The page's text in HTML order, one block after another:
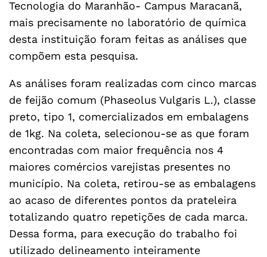
Tecnologia do Maranhão- Campus Maracanã,
mais precisamente no laboratório de química
desta instituição foram feitas as análises que
compõem esta pesquisa.
As análises foram realizadas com cinco marcas
de feijão comum (Phaseolus Vulgaris L.), classe
preto, tipo 1, comercializados em embalagens
de 1kg. Na coleta, selecionou-se as que foram
encontradas com maior frequência nos 4
maiores comércios varejistas presentes no
município. Na coleta, retirou-se as embalagens
ao acaso de diferentes pontos da prateleira
totalizando quatro repetições de cada marca.
Dessa forma, para execução do trabalho foi
utilizado delineamento inteiramente